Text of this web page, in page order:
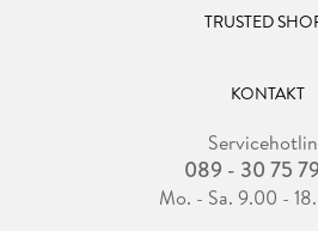
TRUSTED
KONTAKT
089 - 30 75
Mo. - Sa. 9.00 -